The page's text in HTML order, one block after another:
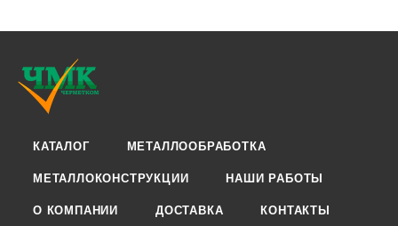
КАТАЛОГ МЕТАЛЛООБРАБОТКА
МЕТАЛЛОКОНСТРУКЦИИ НАШИ РАБОТЫ
О КОМПАНИИ ДОСТАВКА КОНТАКТЫ